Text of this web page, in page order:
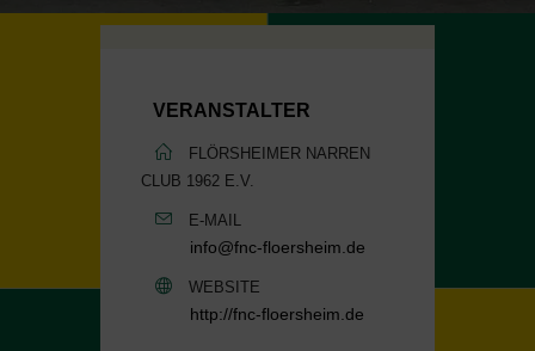
VERANSTALTER
FLÖRSHEIMER NARREN
CLUB 1962 E.V.
E-MAIL
info@fnc-floersheim.de
WEBSITE
http://fnc-floersheim.de